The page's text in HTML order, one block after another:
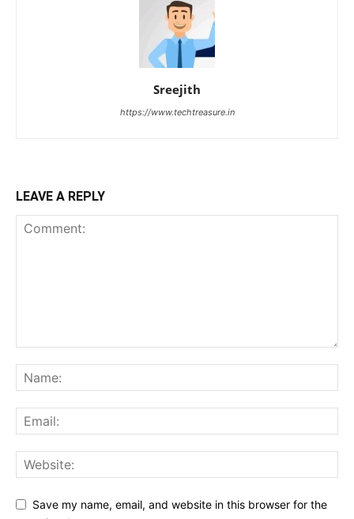
Sreejith
https://www.techtreasure.in
LEAVE A REPLY
Save my name, email, and website in this browser for the